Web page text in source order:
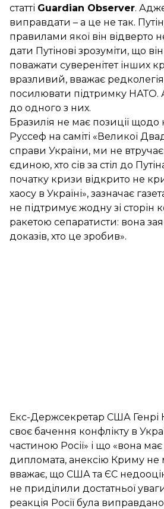
статті Guardian Observer.
виправдати – а це не так.
правилами якої він відверто
дати Путінові зрозуміти, що
поважати суверенітет інших
вразливий, вважає
посилювати підтримку НАТО.
до одного з них.
Бразилія не має позиції щодо
Руссеф на саміті «Великої
справи України, ми не
єдиною, хто сів за стіл до
початку кризи відкрито не
хаосу в Україні», зазначає
не підтримує жодну зі сторін
ракетою сепаратисти: вона
доказів, хто це зробив».
Екс-Держсекретар США Генрі
своє бачення конфлікту в
частиною Росії» і що «вона
дипломата, анексію Криму не
вважає, що США та ЄС
не приділили достатньої
реакція Росії була